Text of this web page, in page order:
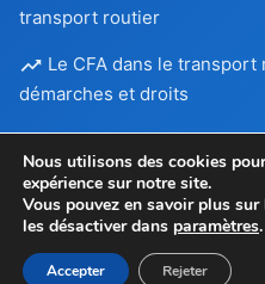
transport routier
Le CFA dans le
démarches et droits
Mentions légales •
Confidentialité
© 2026
Tous
Nous utilisons des cookies
expérience sur notre site.
Vous pouvez en savoir plus
les désactiver dans paramètres.
Accepter Rejeter